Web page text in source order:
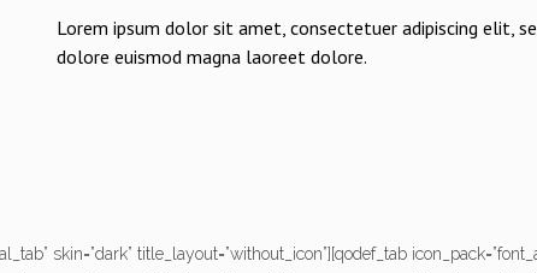
Lorem ipsum dolor sit amet, consectetuer adipiscing elit,
dolore euismod magna laoreet dolore.
skin=”dark” title_layout=”without_icon”][qodef_tab